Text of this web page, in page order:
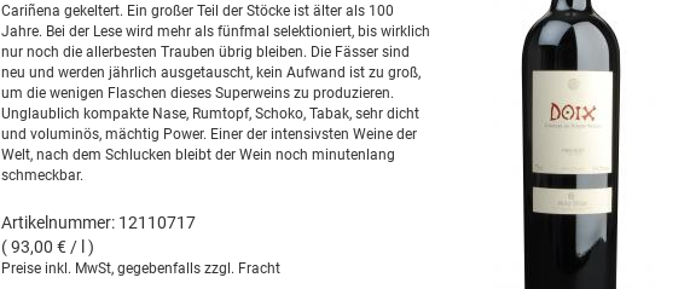
Cariñena gekeltert. Ein großer Teil der Stöcke ist älter als 100
Jahre. Bei der Lese wird mehr als fünfmal selektioniert, bis wirklich
nur noch die allerbesten Trauben übrig bleiben. Die Fässer sind
neu und werden jährlich ausgetauscht, kein Aufwand ist zu groß,
um die wenigen Flaschen dieses Superweins zu produzieren.
Unglaublich kompakte Nase, Rumtopf, Schoko, Tabak, sehr dicht
und voluminös, mächtig Power. Einer der intensivsten Weine der
Welt, nach dem Schlucken bleibt der Wein noch minutenlang
schmeckbar.
Artikelnummer: 12110717
( 93,00 € / l )
Preise inkl. MwSt, gegebenfalls zzgl. Fracht